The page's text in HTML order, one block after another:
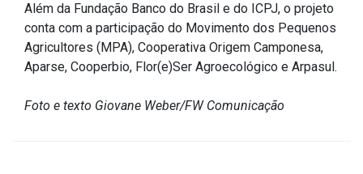
Além da Fundação Banco do Brasil e do ICPJ, o projeto
conta com a participação do Movimento dos Pequenos
Agricultores (MPA), Cooperativa Origem Camponesa,
Aparse, Cooperbio, Flor(e)Ser Agroecológico e Arpasul.
Foto e texto Giovane Weber/FW Comunicação